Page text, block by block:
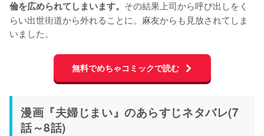
倫を広められてしまいます。 その結果上司から呼び出しをく
らい出世街道から外れることに。麻友からも見放されてしま
いました。
無料でめちゃコミックで読む
漫画『夫婦じまい』のあらすじネタバレ(7
話～8話)